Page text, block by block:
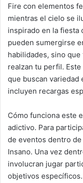
Fire con elementos
mientras el cielo se
inspirado en la fiesta
pueden sumergirse
habilidades, sino
realzan tu perfil.
que buscan variedad
incluyen recargas
Cómo funciona este
adictivo. Para
de eventos dentro
Insano. Una vez
involucran jugar
objetivos